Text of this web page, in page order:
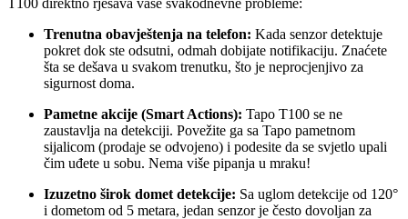
T100 direktno rješava vaše svakodnevne probleme:
Trenutna obavještenja na telefon: Kada senzor detektuje
pokret dok ste odsutni, odmah dobijate notifikaciju. Znaćete
šta se dešava u svakom trenutku, što je neprocjenjivo za
sigurnost doma.
Pametne akcije (Smart Actions): Tapo T100 se ne
zaustavlja na detekciji. Povežite ga sa Tapo pametnom
sijalicom (prodaje se odvojeno) i podesite da se svjetlo upali
čim uđete u sobu. Nema više pipanja u mraku!
Izuzetno širok domet detekcije: Sa uglom detekcije od 120°
i dometom od 5 metara, jedan senzor je često dovoljan za